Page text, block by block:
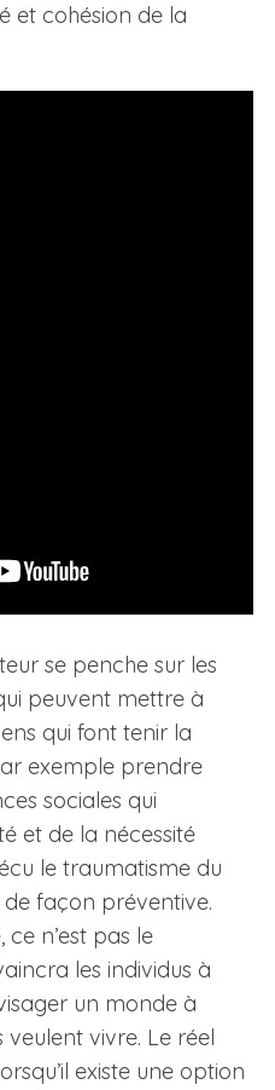
et cohésion de la
se penche sur les
peuvent mettre à
qui font tenir la
exemple prendre
sociales qui
et de la nécessité
le traumatisme du
façon préventive.
n’est pas le
les individus à
un monde à
vivre. Le réel
existe une option